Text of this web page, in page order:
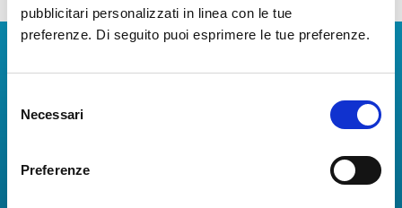
pubblicitari personalizzati in linea con le tue
preferenze. Di seguito puoi esprimere le tue preferenze.
delNecessari
Preferenze
Scarica App
La Guida dei Servizi dell'Aeroporto Internazionale di
numeri utili per rendere la tua esperienza
all'Aeroporto di Napoli ancora più coinvolgente e